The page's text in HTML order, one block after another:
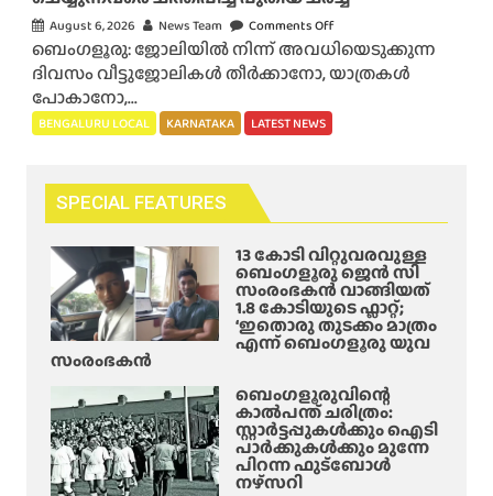
നി
റ്റു
ക
ക്കും
’
;
മു
മ
ന്ത്രി
ഡി
.
August 6, 2026 News Team Comments Off
n
ബെം
ൽ
വെ
ടു
ത്ത്
വെ
തെ
സീ
ലിം
ഗി
ബെംഗളൂരു: ജോലിയിൽ നിന്ന് അവധിയെടുക്കുന്ന
ദിവസം വീട്ടുജോലികൾ തീർക്കാനോ, യാത്രകൾ
പോകാനോ,...
BENGALURU LOCAL KARNATAKA LATEST NEWS
SPECIAL FEATURES
13 കോടി വിറ്റുവരവുള്ള
ബെംഗളൂരു ജെൻ സി
സംരംഭകൻ വാങ്ങിയത്
1.8 കോടിയുടെ ഫ്ലാറ്റ്;
‘ഇതൊരു തുടക്കം മാത്രം
എന്ന് ബെംഗളൂരു യുവ
സംരംഭകൻ
ബെംഗളൂരുവിന്റെ
കാൽപന്ത് ചരിത്രം:
സ്റ്റാർട്ടപ്പുകൾക്കും ഐടി
പാർക്കുകൾക്കും മുന്നേ
പിറന്ന ഫുട്ബോൾ
നഴ്സറി